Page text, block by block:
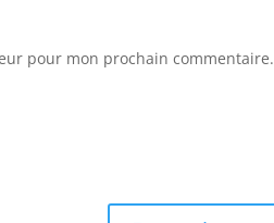
pour mon prochain commentaire.